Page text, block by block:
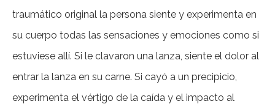
traumático original la persona siente y experimenta en
su cuerpo todas las sensaciones y emociones como si
estuviese allí. Si le clavaron una lanza, siente el dolor al
entrar la lanza en su carne. Si cayó a un precipicio,
experimenta el vértigo de la caída y el impacto al